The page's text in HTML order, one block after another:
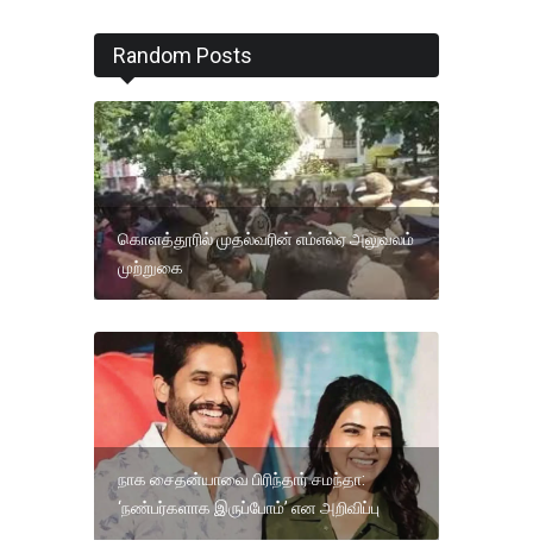
Random Posts
கொளத்தூரில் முதல்வரின் எம்எல்ஏ அலுவலம்
முற்றுகை
நாக சைதன்யாவை பிரிந்தார் சமந்தா:
‘நண்பர்களாக இருப்போம்’ என அறிவிப்பு